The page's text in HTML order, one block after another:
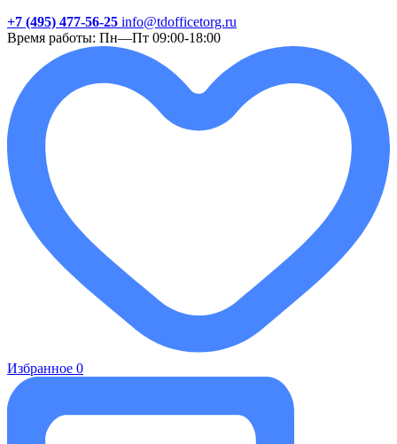
+7 (495) 477-56-25 info@tdofficetorg.ru
Время работы: Пн—Пт 09:00-18:00
Избранное 0